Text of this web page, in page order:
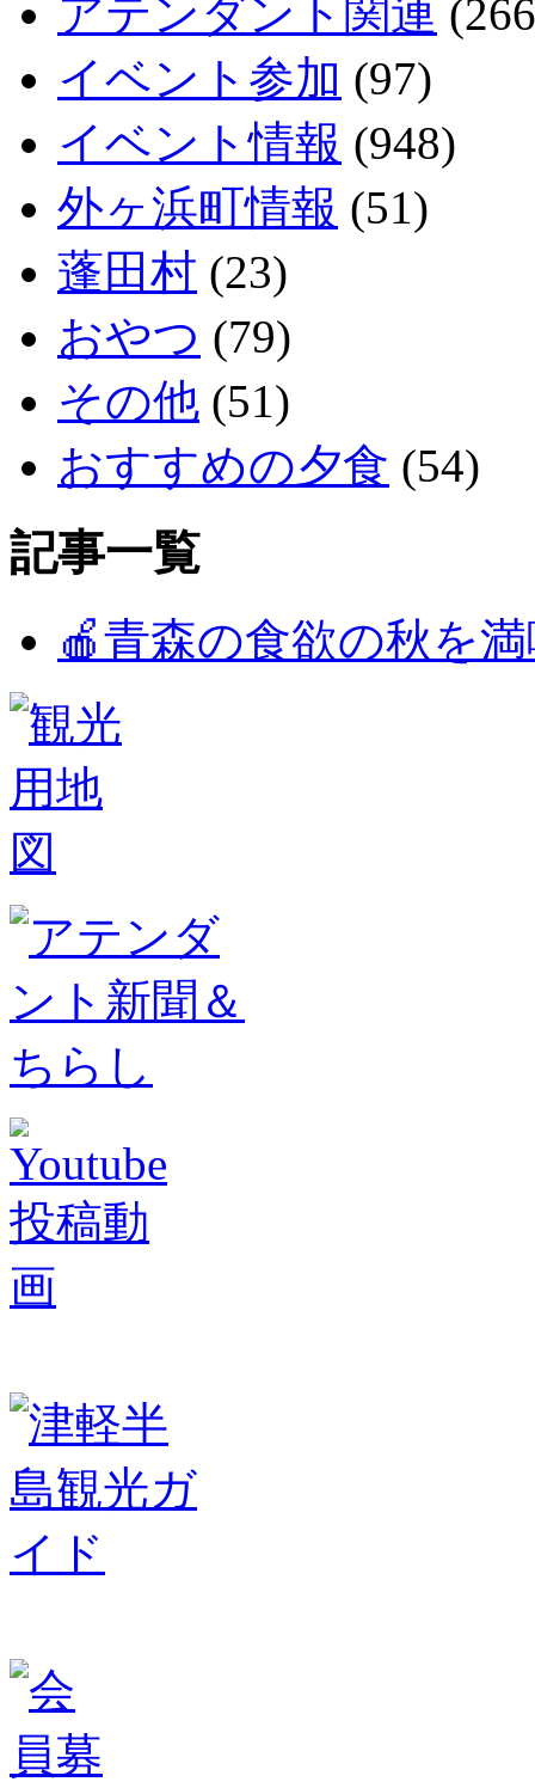
アテンダント関連
イベント参加 (97)
イベント情報 (948)
外ヶ浜町情報 (51)
蓬田村 (23)
おやつ (79)
その他 (51)
おすすめの夕食 (54)
記事一覧
🍎青森の食欲の秋を